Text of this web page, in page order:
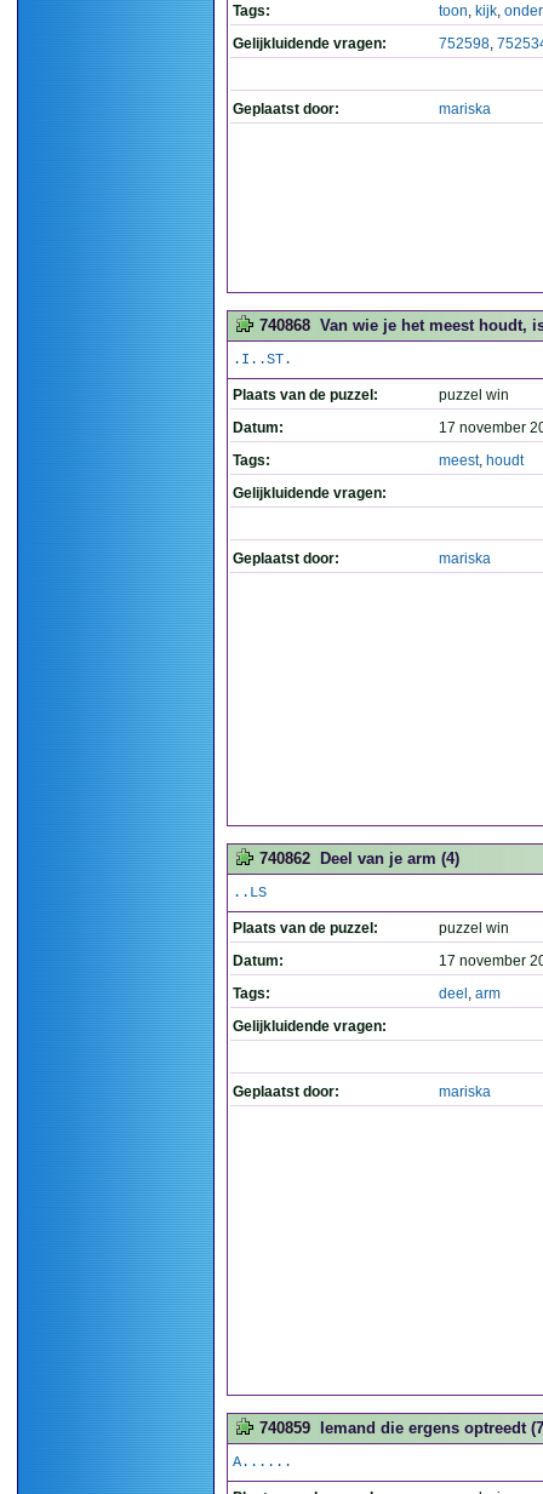
Tags:
toon, kijk,
Gelijkluidende vragen:
752598,
Geplaatst door: mariska
740868 Van wie je het meest houdt,
.I..ST.
Plaats van de puzzel:
puzzel win
Datum:
17 november
Tags:
meest, houdt
Gelijkluidende vragen:
Geplaatst door: mariska
740862 Deel van je arm (4)
..LS
Plaats van de puzzel:
puzzel win
Datum:
17 november
Tags:
deel , arm
Gelijkluidende vragen:
Geplaatst door: mariska
740859 Iemand die ergens optreedt
A......